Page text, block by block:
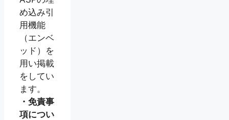
め込み引
用機能
（エンベ
ッド）を
用い掲載
をしてい
ます。
・免責事
項につい